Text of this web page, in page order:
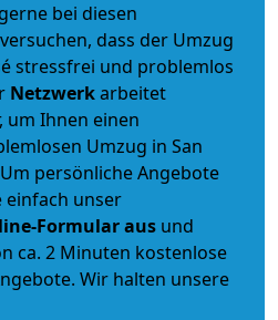
bei diesen
dass der Umzug
stressfrei und problemlos
Netzwerkarbeitet
, um Ihnen einen
Umzug in San
persönliche Angebote
einfach unser
Formular aus und
ca. 2 Minuten kostenlose
Wir halten unsere